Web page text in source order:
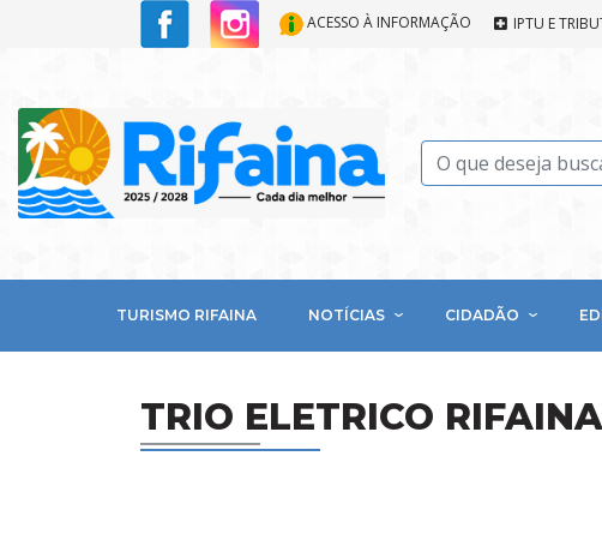
ACESSO À INFORMAÇÃO IPTU E
TURISMO RIFAINA NOTÍCIAS CIDADÃO
TRIO ELETRICO RIFAINA